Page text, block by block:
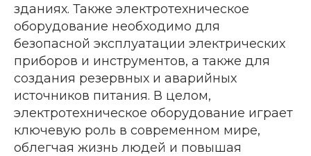
зданиях. Также электротехническое
оборудование необходимо для
безопасной эксплуатации электрических
приборов и инструментов, а также для
создания резервных и аварийных
источников питания. В целом,
электротехническое оборудование играет
ключевую роль в современном мире,
облегчая жизнь людей и повышая